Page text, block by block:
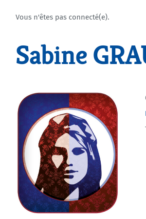
Vous n'êtes pas connecté(e).
Sabine